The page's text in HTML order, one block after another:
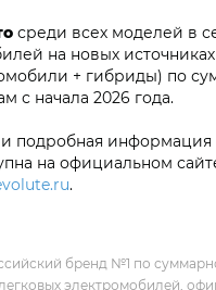
среди всех моделей в
на новых
+ гибриды) по
с начала 2026 года.
подробная информация
на официальном
.
бренд №1 по
электромобилей,